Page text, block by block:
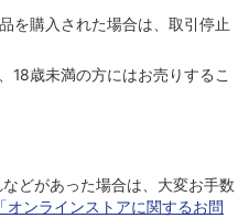
を購入された場合は、取引停止
18歳未満の方にはお売りするこ
どがあった場合は、大変お手数
「オンラインストアに関するお問